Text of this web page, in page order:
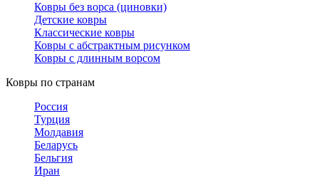
Ковры без ворса (циновки)
Детские ковры
Классические ковры
Ковры с абстрактным рисунком
Ковры с длинным ворсом
Ковры по странам
Россия
Турция
Молдавия
Беларусь
Бельгия
Иран